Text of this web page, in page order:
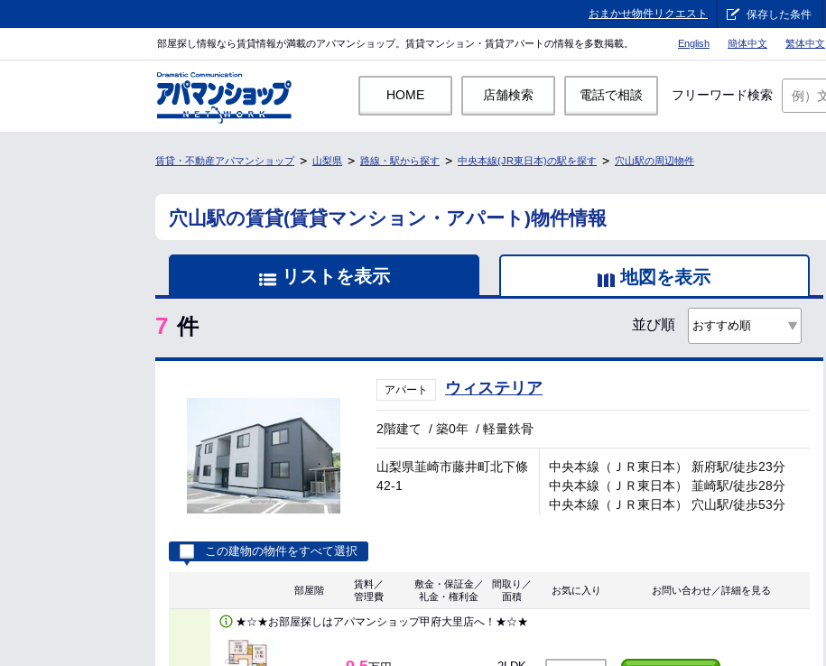
おまかせ物件リクエスト 保存した条件
部屋探し情報なら賃貸情報が満載のアパマンショップ。賃貸マンション・賃貸アパートの情報を多数掲載。 English 簡体中文 繁体中文
HOME 店舗検索 電話で相談 フリーワード検索
賃貸・不動産アパマンショップ 山梨県 路線・駅から探す 中央本線(JR東日本)の駅を探す 穴山駅の周辺物件
穴山駅の賃貸(賃貸マンション・アパート)物件情報
リストを表示 地図を表示
7 件 並び順
アパート ウィステリア
2階建て /築0年 /軽量鉄骨
山梨県韮崎市藤井町北下條
42-1
中央本線（ＪＲ東日本） 新府駅/徒歩23分
中央本線（ＪＲ東日本） 韮崎駅/徒歩28分
中央本線（ＪＲ東日本） 穴山駅/徒歩53分
この建物の物件をすべて選択
部屋階
賃料／
管理費
敷金・保証金／
礼金・権利金
間取り／
面積
お気に入り お問い合わせ／詳細を見る
★☆★お部屋探しはアパマンショップ甲府大里店へ！★☆★